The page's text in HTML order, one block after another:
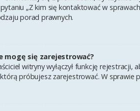
„Z kim się kontaktować w
porad prawnych.
mogę się zarejestrować?
witryny wyłączył funkcję
próbujesz zarejestrować. W